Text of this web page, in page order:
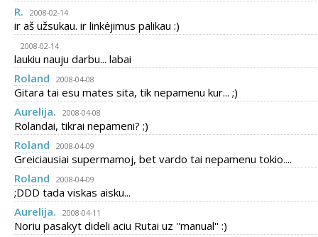
R.
2008-02-14
ir aš užsukau. ir linkėjimus palikau :)
2008-02-14
laukiu nauju darbu... labai
Roland
2008-04-08
Gitara tai esu mates sita, tik nepamenu kur... ;)
Aurelija.
2008-04-08
Rolandai, tikrai nepameni? ;)
Roland
2008-04-09
Greiciausiai supermamoj, bet vardo tai nepamenu tokio....
Roland
2008-04-09
;DDD tada viskas aisku...
Aurelija.
2008-04-11
Noriu pasakyt dideli aciu Rutai uz ''manual'' :)